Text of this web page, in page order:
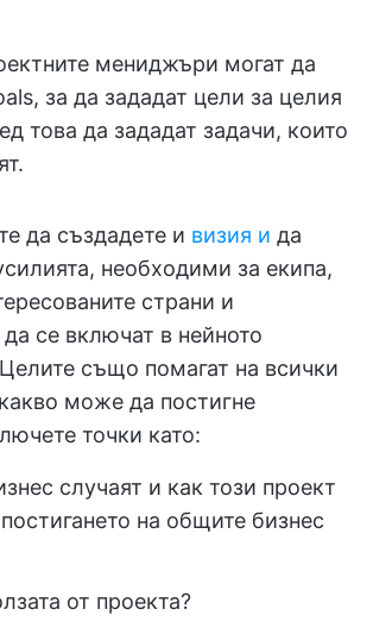
мениджъри могат да
за да зададат цели за целия
това да зададат задачи, които
да създадете и визия и да
необходими за екипа,
страни и
се включат в нейното
също помагат на всички
може да постигне
точки като:
случаят и как този проект
на общите бизнес
от проекта?